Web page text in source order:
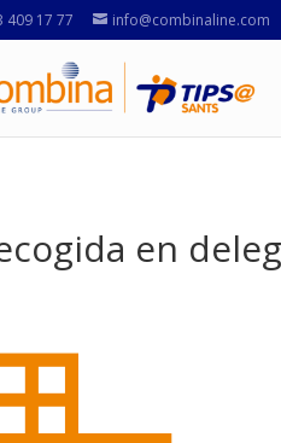
409 17 77 info@combinaline.com
en